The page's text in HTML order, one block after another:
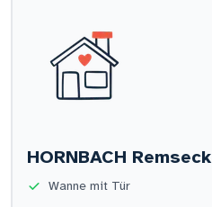
HORNBACH Remseck
Wanne mit Tür